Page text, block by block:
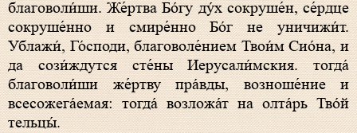
благоволи́ши. Же́ртва Бо́гу ду́х сокруше́н, се́рдце
сокруше́нно и смире́нно Бо́г не уничижи́т.
Ублажи́, Го́споди, благоволе́нием Твои́м Сио́на, и
да сози́ждутся сте́ны Иерусали́мския. тогда́
благоволи́ши же́ртву пра́вды, возноше́ние и
всесожега́емая: тогда́ возложа́т на олта́рь Тво́й
тельцы́.